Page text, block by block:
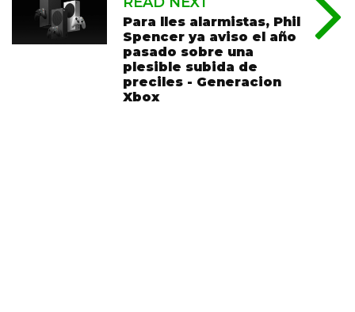
Para lles alarmistas, Phil
Spencer ya aviso el año
pasado sobre una
plesible subida de
preciles - Generacion
Xbox